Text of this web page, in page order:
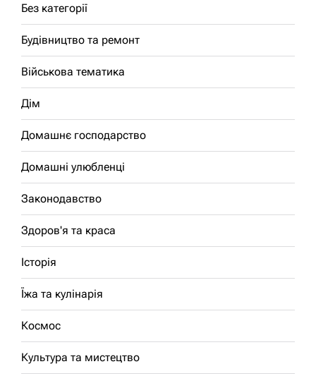
Без категорії
Будівництво та ремонт
Військова тематика
Дім
Домашнє господарство
Домашні улюбленці
Законодавство
Здоров'я та краса
Історія
Їжа та кулінарія
Космос
Культура та мистецтво